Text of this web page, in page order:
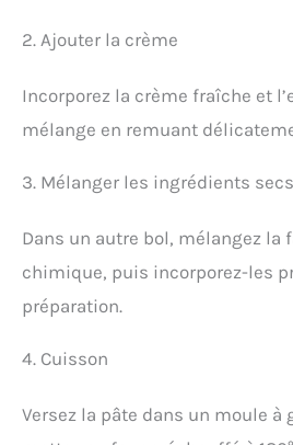
2. Ajouter la crème
Incorporez la crème fraîche et
mélange en remuant
3. Mélanger les ingrédients secs
Dans un autre bol, mélangez la
chimique, puis incorporez-les
préparation.
4. Cuisson
Versez la pâte dans un moule à